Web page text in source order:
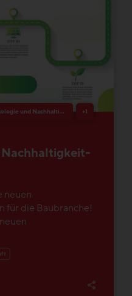
Ökologie und Nachhaltigkeit +1
neuen
für die Baubranche!